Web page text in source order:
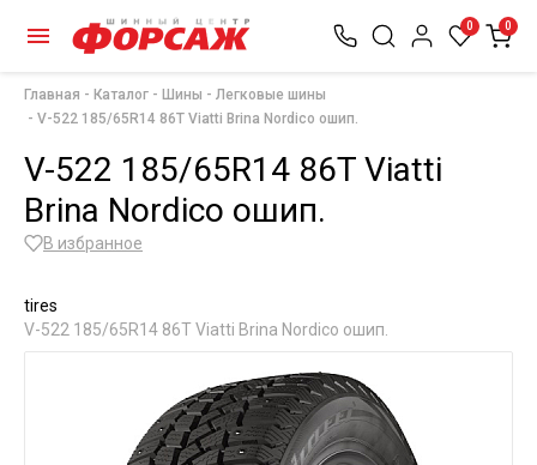
0 0
Главная Каталог Шины
Легковые шины
V-522 185/65R14 86T Viatti Brina Nordico ошип.
V-522 185/65R14 86T Viatti
Brina Nordico ошип.
В избранное
tires
V-522 185/65R14 86T Viatti Brina Nordico ошип.